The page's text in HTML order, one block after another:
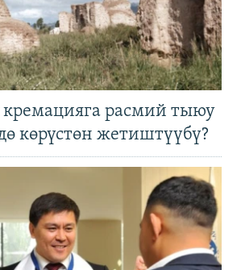
расмий тыюу
көрүстөн жетиштүүбү?